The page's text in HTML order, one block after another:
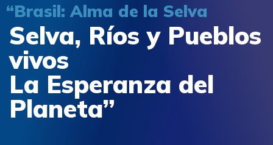
“Brasil: Alma de la Selva
Selva, Ríos y Pueblos
vivos
La Esperanza del
Planeta”